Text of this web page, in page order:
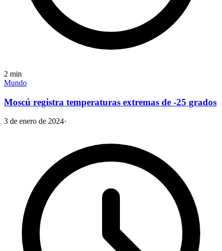
2 min
Mundo
Moscú registra temperaturas extremas de -25 grados
3 de enero de 2024·